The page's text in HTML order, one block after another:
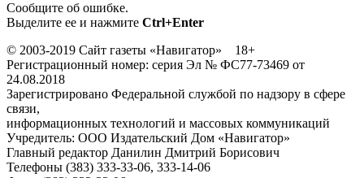
Сообщите об ошибке.
Выделите ее и нажмите Ctrl+Enter
© 2003-2019 Сайт газеты «Навигатор» 18+
Регистрационный номер: серия Эл № ФС77-73469 от
24.08.2018
Зарегистрировано Федеральной службой по надзору в сфере
связи,
информационных технологий и массовых коммуникаций
Учредитель: ООО Издательский Дом «Навигатор»
Главный редактор Данилин Дмитрий Борисович
Телефоны (383) 333-33-06, 333-14-06